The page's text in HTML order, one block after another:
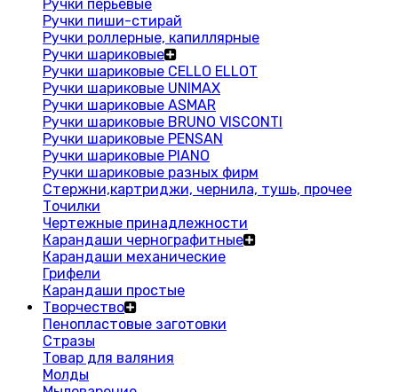
Ручки перьевые
Ручки пиши-стирай
Ручки роллерные, капиллярные
Ручки шариковые
Ручки шариковые CELLO ELLOT
Ручки шариковые UNIMAX
Ручки шариковые ASMAR
Ручки шариковые BRUNO VISCONTI
Ручки шариковые PENSAN
Ручки шариковые PIANO
Ручки шариковые разных фирм
Стержни,картриджи, чернила, тушь, прочее
Точилки
Чертежные принадлежности
Карандаши чернографитные
Карандаши механические
Грифели
Карандаши простые
Творчество
Пенопластовые заготовки
Стразы
Товар для валяния
Молды